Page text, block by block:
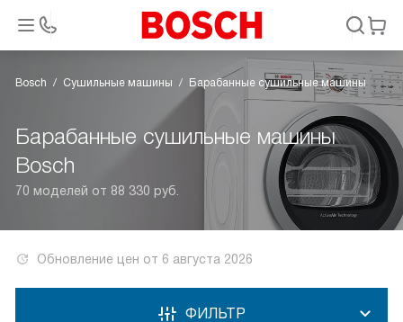
Bosch Сушильные машины Барабанные сушильные машины
Барабанные сушильные машины
Bosch
70 моделей от 88 330 руб.
Обновление цен от 6 августа 2026
ФИЛЬТР